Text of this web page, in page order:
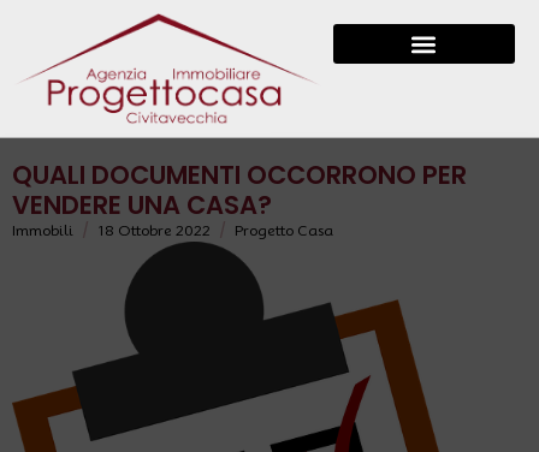
QUALI DOCUMENTI OCCORRONO PER
VENDERE UNA CASA?
Immobili 18 Ottobre 2022 Progetto Casa